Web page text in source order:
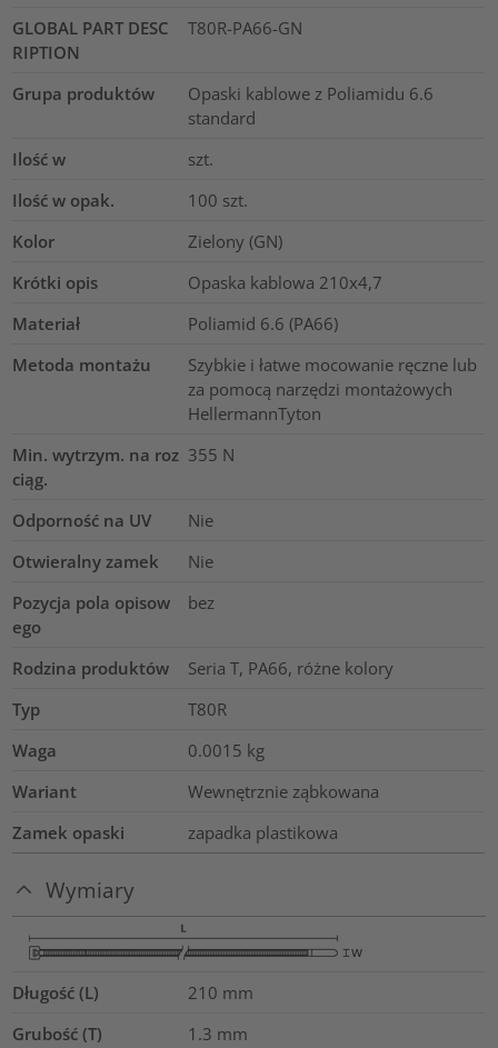
GLOBAL PART DESC
RIPTION
T80R-PA66-GN
Grupa produktów
Opaski kablowe z Poliamidu 6.6
standard
Ilość w
szt.
Ilość w opak.
100 szt.
Kolor
Zielony (GN)
Krótki opis
Opaska kablowa 210x4,7
Materiał
Poliamid 6.6 (PA66)
Metoda montażu
Szybkie i łatwe mocowanie ręczne lub
za pomocą narzędzi montażowych
HellermannTyton
Min. wytrzym. na roz
ciąg.
355 N
Odporność na UV
Nie
Otwieralny zamek
Nie
Pozycja pola opisow
ego
bez
Rodzina produktów
Seria T, PA66, różne kolory
Typ
T80R
Waga
0.0015 kg
Wariant
Wewnętrznie ząbkowana
Zamek opaski
zapadka plastikowa
Wymiary
Długość (L) 210 mm
Grubość (T)
1.3 mm